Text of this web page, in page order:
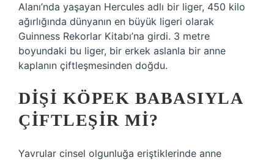
Alanı’nda yaşayan Hercules adlı bir liger, 450 kilo
ağırlığında dünyanın en büyük ligeri olarak
Guinness Rekorlar Kitabı’na girdi. 3 metre
boyundaki bu liger, bir erkek aslanla bir anne
kaplanın çiftleşmesinden doğdu.
DIŞI KÖPEK BABASIYLA
ÇIFTLEŞIR MI?
Yavrular cinsel olgunluğa eriştiklerinde anne